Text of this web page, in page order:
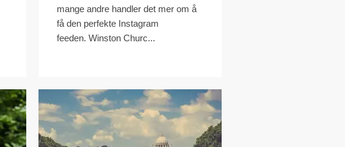
mange andre handler det mer om å
få den perfekte Instagram
feeden. Winston Churc...